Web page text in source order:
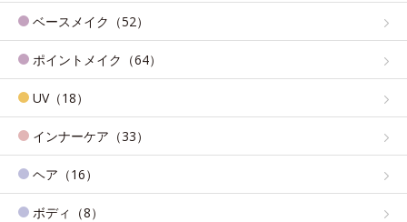
ベースメイク（52）
ポイントメイク（64）
UV（18）
インナーケア（33）
ヘア（16）
ボディ（8）